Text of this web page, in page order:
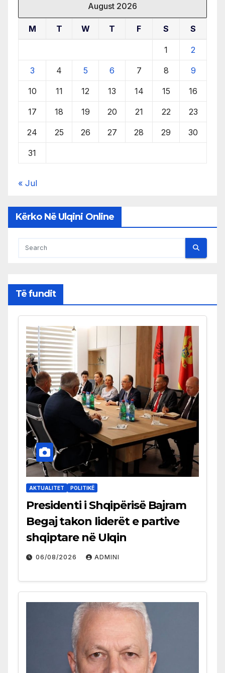
August 2026
M T W T F S S
1 2
3 4 5 6 7 8 9
10 11 12 13 14 15 16
17 18 19 20 21 22 23
24 25 26 27 28 29 30
31
« Jul
Kërko Në Ulqini Online
Të fundit
AKTUALITET POLITIKË
Presidenti i Shqipërisë Bajram
Begaj takon liderët e partive
shqiptare në Ulqin
06/08/2026 ADMINI